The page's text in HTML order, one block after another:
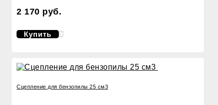
2 170 руб.
Купить
Сцепление для бензопилы 25 см3